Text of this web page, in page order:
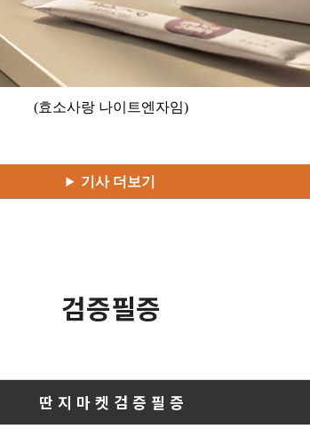
(효소사랑 나이트엔자임)
기사 더보기
검증필증
딴 지 마 켓 검 증 필 증